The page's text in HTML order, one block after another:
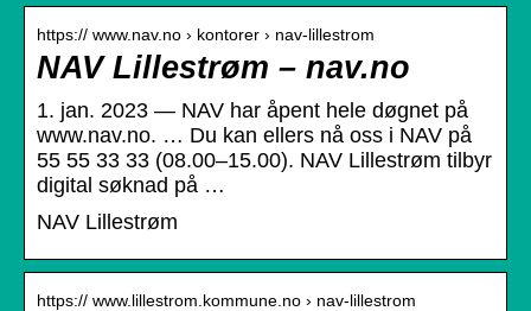
https:// www.nav.no › kontorer › nav-lillestrom
NAV Lillestrøm – nav.no
1. jan. 2023 — NAV har åpent hele døgnet på
www.nav.no. … Du kan ellers nå oss i NAV på
55 55 33 33 (08.00–15.00). NAV Lillestrøm tilbyr
digital søknad på …
NAV Lillestrøm
https:// www.lillestrom.kommune.no › nav-lillestrom